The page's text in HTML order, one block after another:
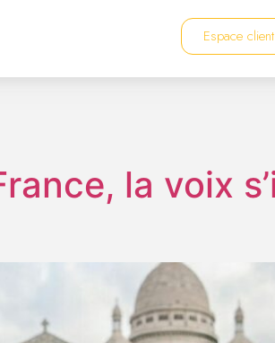
Espace client
la voix